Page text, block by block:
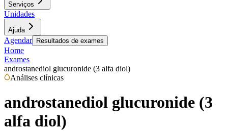
Serviços
Unidades
Ajuda
Agendar Resultados de exames
Home
Exames
androstanediol glucuronide (3 alfa diol)
Análises clínicas
androstanediol glucuronide (3
alfa diol)